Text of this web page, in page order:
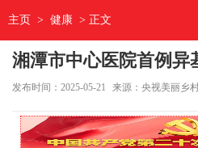
主页 > 健康 > 正文
湘潭市中心医院首例异
发布时间：2025-05-21 来源：央视美丽乡